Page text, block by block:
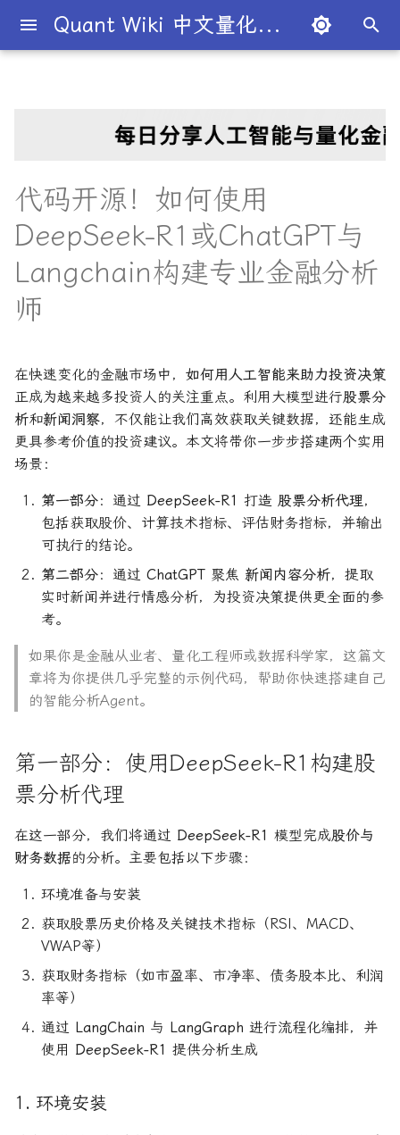
Quant Wiki 中文量化百科
始
常见问题
关于LLMQuant
社区其他项目
概述
金融工具
经济理论与政策
公司与市场结构
风险与波动
概率基础
概述
概率分布
统计基础
概述
统计检验
量化术语
概述
期权策略
头寸管理
希腊字母指标
分析工具
量化交易员带你入门
为什么有些交易策略能带
利？
如何打造"好用"的交易策略
如何如何划分交易风格？
量化交易员带你写Long-
量化交易竞赛
为有志于量化领域的人士
他们技能给雇主的绝佳项
夏普比率
波动率
策略类型入门
一文解密量化策略类型
事件驱动型
实用行业入门
机构策略九个热门策略
最新研究目录
前沿技术
研报精选
研报精选目录
人工智能系列
开源工具库
数据工具
不同编程语言的量化框架
研究成果复现
趋势型
TradingAgents 多智能体LLM
InvestorBench 面向LLM金融
决策任务的Benchmark
FinRobot 基于大语言模型的
股票研究与估值框架
ChatGPT也能做投资分析-手
DeepSeek 一家用实力"做
空"美国科技股的量化背景初
创
如何利用LLM自动获取量化投
资策略
TradeMaster强化学习
GPT如何影响量化金融
第一部分：使用DeepSeek-
R1构建股票分析代理
1. 环境安装
2. 获取股票与技术指标
3. 获取财务指标
4. 使用LangGraph +
4.1 环境配置
4.2 绑定DeepSeek-R1模
型
4.3 构建Prompt并绑定工
具
4.4 将工具节点与分析节
点接入工作流
第二部分：使用ChatGPT构
建新闻分析代理
1. 主要功能
2. 安装与环境准备
3. 获取相关新闻链接
4. 提取并清洗新闻正文
5. 获取完整新闻内容
6. 使用ChatGPT进行情感
分析与投资建议
总结与未来扩展
Transformer架构详解
VQVAE模型概述
入门级书籍
编程实现类
书籍
人工智能
基础理论
买方公司
大师人物
西蒙斯
Julian Robertson
公司文化深度解析
Citadel与Millennium文化
比
基金管理策略
多管理人基金成功之道
大奖章基金：文艺复兴科技公
司里独一无二的赚钱机器
Quadrature Capital:你从未
听过的神秘自营交易公司
规模越大代表业绩越好？论对
冲基金规模与其表现的关系
量化行业与雇主类型全览
量化薪资揭秘：量化从业者赚
多少钱？
全球量化薪资大揭秘
径
揭秘量化分析师的日常
探秘Jane Street实习的亲身
经历
城市如何影响你的量化生涯
量化金融最佳学位推荐
量化开发者职业路径解析
量化交易员职业路径揭秘
两种量化面试官类型解析
量化交易员的日常工作揭秘
如何写出完美的量化简历
2023量化金融求职与实习指
南
如何拿下IMC Trading量化实
习
习
如何拿下Optiver量化实习
如何进入Akuna Capital做量
化交易
量化交易员面试问题大全
代码开源！如何使用
DeepSeek-R1或ChatGPT与
Langchain构建专业金融分析
师
在快速变化的金融市场中， 如何用人工智能来助力投资决策
正成为越来越多投资人的关注重点。利用大模型进行股票分
析和新闻洞察，不仅能让我们高效获取关键数据，还能生成
更具参考价值的投资建议。本文将带你一步步搭建两个实用
场景：
第一部分：通过 DeepSeek-R1 打造 股票分析代理，
包括获取股价、计算技术指标、评估财务指标，并输出
可执行的结论。
第二部分：通过 ChatGPT 聚焦 新闻内容分析，提取
实时新闻并进行情感分析，为投资决策提供更全面的参
考。
如果你是金融从业者、量化工程师或数据科学家，这篇文
章将为你提供几乎完整的示例代码，帮助你快速搭建自己
的智能分析Agent。
第一部分：使用DeepSeek-R1构建股
票分析代理
在这一部分，我们将通过 DeepSeek-R1 模型完成股价与
财务数据的分析。主要包括以下步骤：
环境准备与安装
获取股票历史价格及关键技术指标（RSI、MACD、
VWAP等）
获取财务指标（如市盈率、市净率、债务股本比、利润
率等）
通过 LangChain 与 LangGraph 进行流程化编排，并
使用 DeepSeek-R1 提供分析生成
1. 环境安装